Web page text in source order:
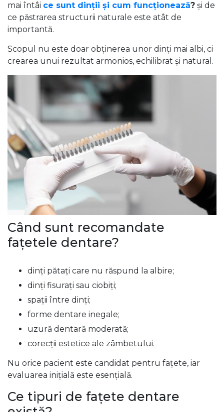
mai întâi ce sunt dinții și cum funcționează? și de
ce păstrarea structurii naturale este atât de
importantă.
Scopul nu este doar obținerea unor dinți mai albi, ci
crearea unui rezultat armonios, echilibrat și natural.
Când sunt recomandate
fațetele dentare?
dinți pătați care nu răspund la albire;
dinți fisurați sau ciobiți;
spații între dinți;
forme dentare inegale;
uzură dentară moderată;
corecții estetice ale zâmbetului.
Nu orice pacient este candidat pentru fațete, iar
evaluarea inițială este esențială.
Ce tipuri de fațete dentare